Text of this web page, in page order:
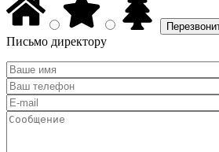
Письмо директору